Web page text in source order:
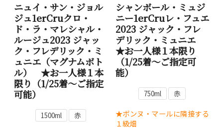
ニュイ・サン・ジョル
ジュ1erCruクロ・
ド・ラ・マレシャル・
ルージュ2023 ジャッ
ク・フレデリック・ミ
ュニエ（マグナムボト
ル） ★お一人様１本
限り（1/25着～ご指定
可能）
1500ml 赤
シャンボール・ミュジ
ニー1erCruレ・フュエ
2023 ジャック・フレ
デリック・ミュニエ
★お一人様１本限り
（1/25着～ご指定可
能）
750ml 赤
★ボンヌ・マールに隣接する
１級畑